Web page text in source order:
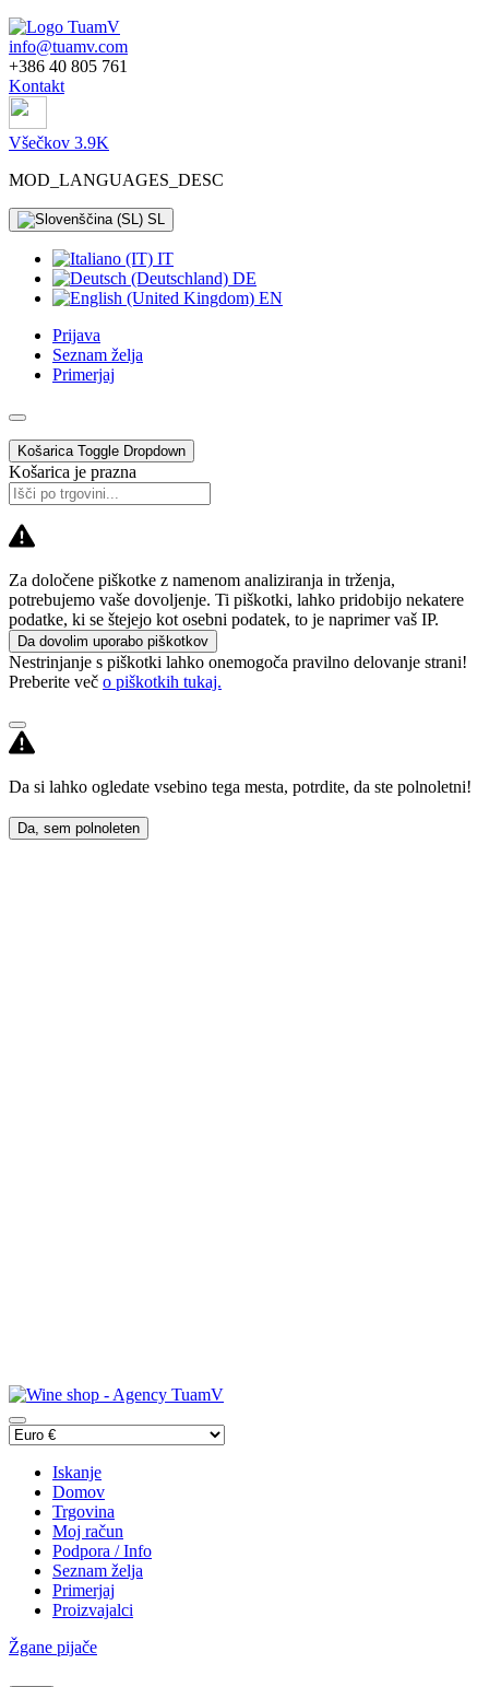
info@tuamv.com
+386 40 805 761
Kontakt
Všečkov 3.9K
MOD_LANGUAGES_DESC
SL
IT
DE
EN
Prijava
Seznam želja
Primerjaj
Košarica Toggle Dropdown
Košarica je prazna
Za določene piškotke z namenom analiziranja in trženja,
potrebujemo vaše dovoljenje. Ti piškotki, lahko pridobijo nekatere
podatke, ki se štejejo kot osebni podatek, to je naprimer vaš IP.
Da dovolim uporabo piškotkov
Nestrinjanje s piškotki lahko onemogoča pravilno delovanje strani!
Preberite več o piškotkih tukaj.
Da si lahko ogledate vsebino tega mesta, potrdite, da ste polnoletni!
Da, sem polnoleten
Iskanje
Domov
Trgovina
Moj račun
Podpora / Info
Seznam želja
Primerjaj
Proizvajalci
Žgane pijače